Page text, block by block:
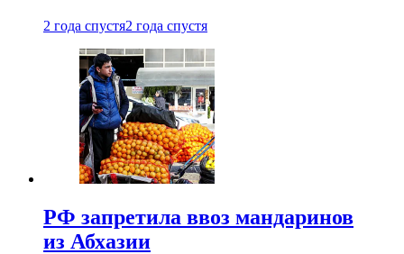
2 года спустя2 года спустя
РФ запретила ввоз мандаринов
из Абхазии